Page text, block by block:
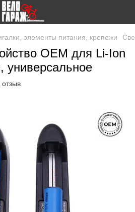
элементы питания, крепежи
OEM для Li-Ion
универсальное
отзыв